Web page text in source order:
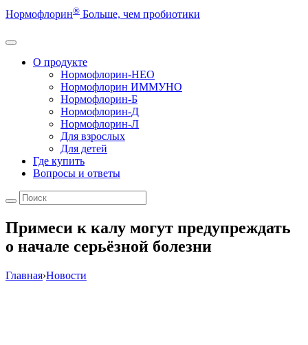
Нормофлорин® Больше, чем пробиотики
О продукте
Нормофлорин-НЕО
Нормофлорин ИММУНО
Нормофлорин-Б
Нормофлорин-Д
Нормофлорин-Л
Для взрослых
Для детей
Где купить
Вопросы и ответы
Примеси к калу могут предупреждать
о начале серьёзной болезни
Главная›Новости